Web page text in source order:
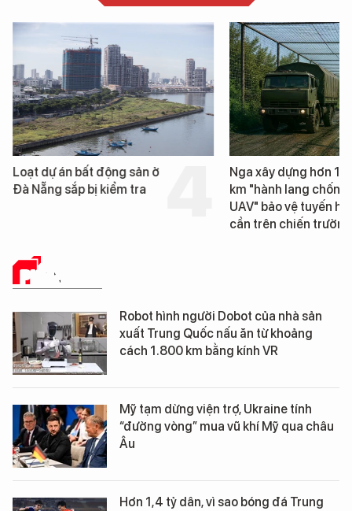
Loạt dự án bất động sản ở
Đà Nẵng sắp bị kiểm tra
Nga xây dựng hơn
km "hành lang chống
UAV" bảo vệ tuyến
cần trên chiến trường
PHÂN TÍCH
Robot hình người Dobot của nhà sản
xuất Trung Quốc nấu ăn từ khoảng
cách 1.800 km bằng kính VR
Mỹ tạm dừng viện trợ, Ukraine tính
“đường vòng” mua vũ khí Mỹ qua châu
Âu
Hơn 1,4 tỷ dân, vì sao bóng đá Trung